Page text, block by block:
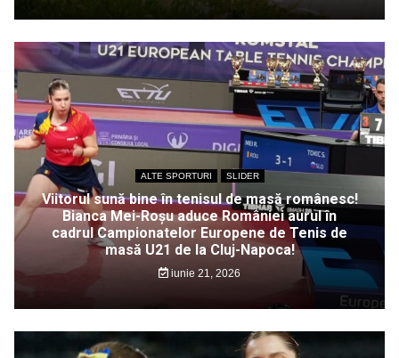
ALTE SPORTURI SLIDER
Viitorul sună bine în tenisul de masă românesc!
Bianca Mei-Roșu aduce României aurul în
cadrul Campionatelor Europene de Tenis de
masă U21 de la Cluj-Napoca!
iunie 21, 2026